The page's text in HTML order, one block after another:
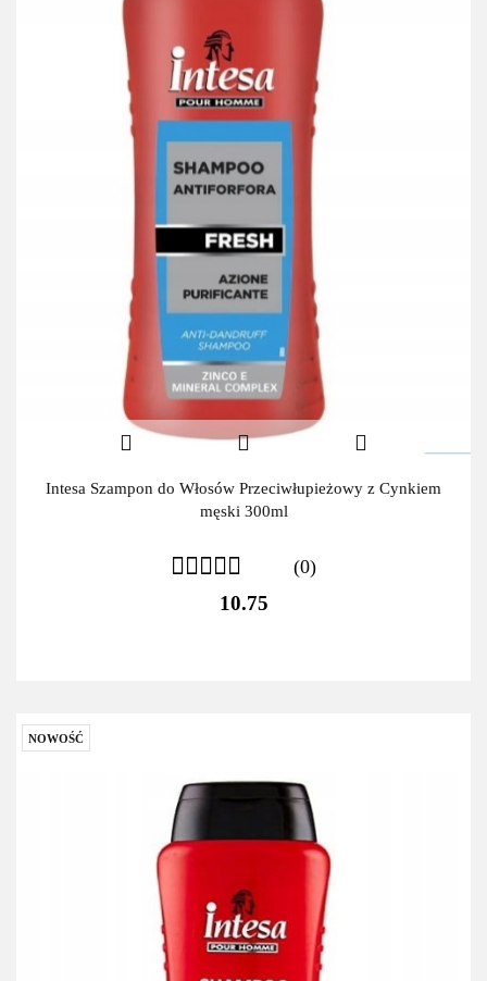
Intesa Szampon do Włosów Przeciwłupieżowy z Cynkiem
męski 300ml
(0)
10.75
NOWOŚĆ